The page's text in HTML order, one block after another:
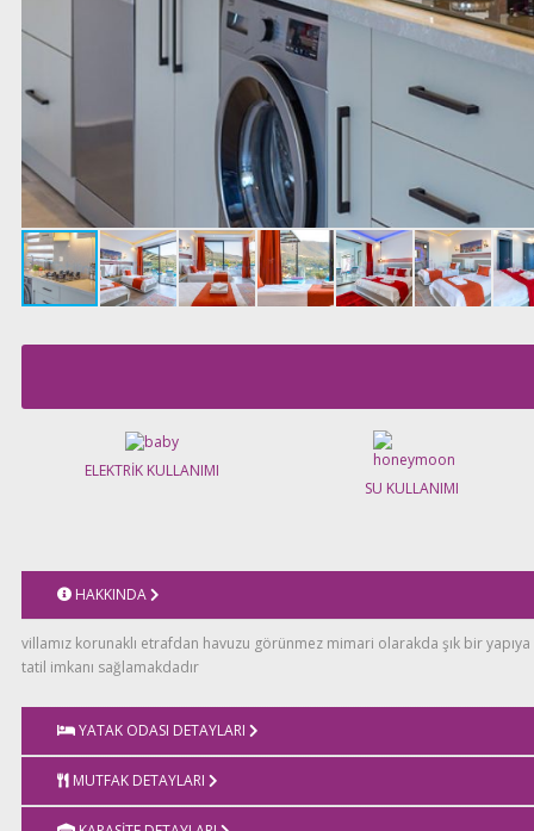
ELEKTRİK KULLANIMI
SU KULLANIMI
HAKKINDA
villamız korunaklı etrafdan havuzu görünmez mimari olarakda şık bir
tatil imkanı sağlamakdadır
YATAK ODASI DETAYLARI
YATAK ODASI: çiftkişilik yatak, jakuzi, makyaj masası, komidin, elbise dolabı,
tuvalet,
MUTFAK DETAYLARI